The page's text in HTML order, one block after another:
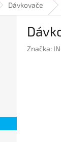
Dávkovače
Značka: